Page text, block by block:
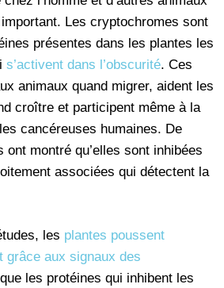
Les cryptochromes sont
présentes dans les plantes les
s’activent dans l’obscurité. Ces
animaux quand migrer, aident les
croître et participent même à la
cancéreuses humaines. De
ont montré qu’elles sont inhibées
associées qui détectent la
les plantes poussent
grâce aux signaux des
les protéines qui inhibent les